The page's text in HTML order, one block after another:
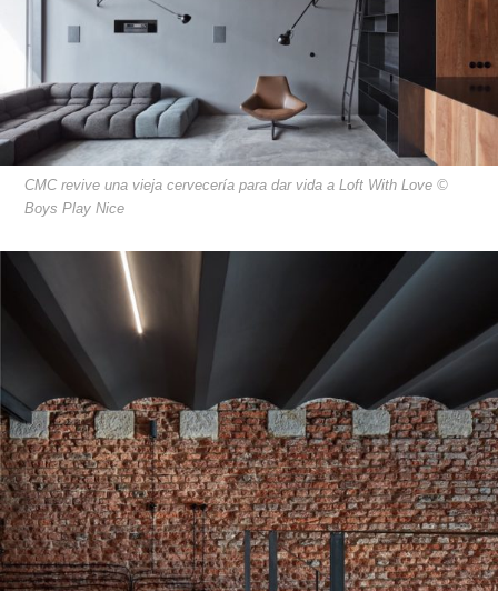
CMC revive una vieja cervecería para dar vida a Loft With Love ©
Boys Play Nice